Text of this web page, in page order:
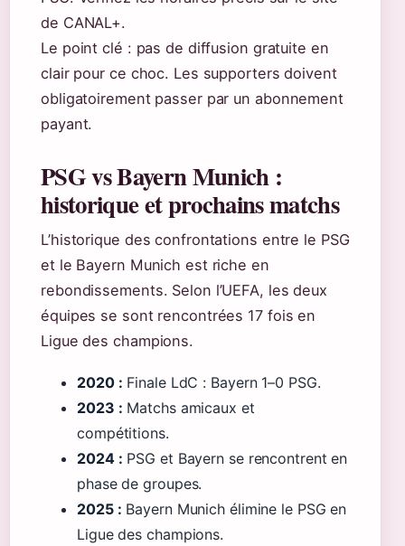
de CANAL+.
Le point clé : pas de diffusion gratuite en
clair pour ce choc. Les supporters doivent
obligatoirement passer par un abonnement
payant.
PSG vs Bayern Munich :
historique et prochains matchs
L’historique des confrontations entre le PSG
et le Bayern Munich est riche en
rebondissements. Selon l’UEFA, les deux
équipes se sont rencontrées 17 fois en
Ligue des champions.
2020 : Finale LdC : Bayern 1–0 PSG.
2023 : Matchs amicaux et
compétitions.
2024 : PSG et Bayern se rencontrent en
phase de groupes.
2025 : Bayern Munich élimine le PSG en
Ligue des champions.